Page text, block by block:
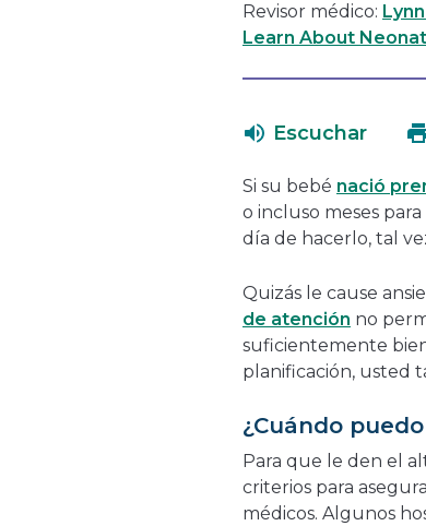
Revisor médico:
Learn About
Escuchar
Si su bebé nació
o incluso meses
día de hacerlo, tal
Quizás le cause
de atención no
suficientemente
planificación, usted
¿Cuándo
Para que le den el
criterios para
médicos. Algunos